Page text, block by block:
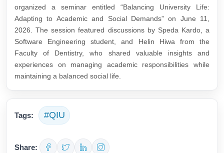
organized a seminar entitled “Balancing University Life:
Adapting to Academic and Social Demands” on June 11,
2026. The session featured discussions by Speda Kardo, a
Software Engineering student, and Helin Hiwa from the
Faculty of Dentistry, who shared valuable insights and
experiences on managing academic responsibilities while
maintaining a balanced social life.
Tags: #QIU
Share: